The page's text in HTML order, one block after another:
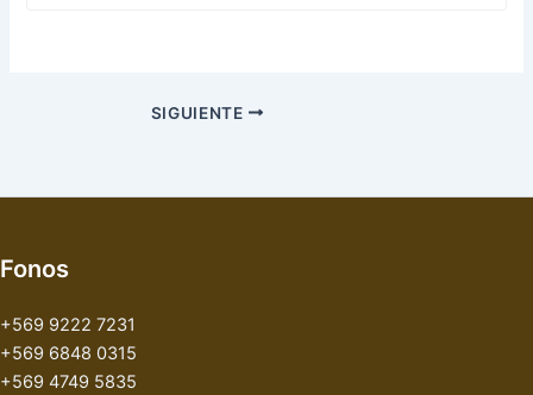
SIGUIENTE
Fonos
+569 9222 7231
+569 6848 0315
+569 4749 5835